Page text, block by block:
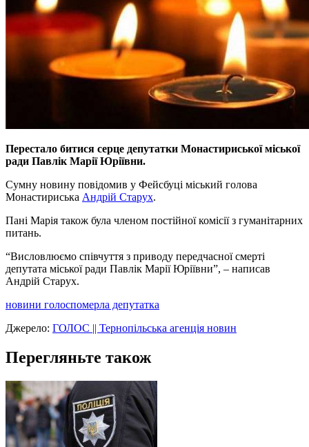
Перестало битися серце депутатки Монастириської міської
ради Павлік Марії Юріївни.
Сумну новину повідомив у Фейсбуці міський голова
Монастириська Андрій Старух.
Пані Марія також була членом постійної комісії з гуманітарних
питань.
“Висловлюємо співчуття з приводу передчасної смерті
депутата міської ради Павлік Марії Юріївни”, – написав
Андрій Старух.
новини голоспомерла депутатка
Джерело: ГОЛОС || Тернопільська агенція новин
Перегляньте також